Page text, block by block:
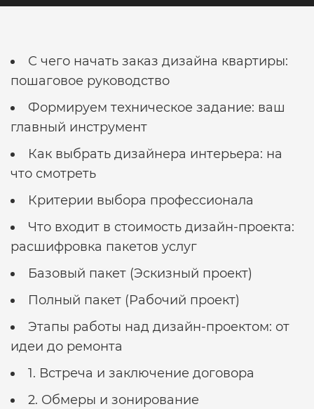
С чего начать заказ дизайна квартиры:
пошаговое руководство
Формируем техническое задание: ваш
главный инструмент
Как выбрать дизайнера интерьера: на
что смотреть
Критерии выбора профессионала
Что входит в стоимость дизайн-проекта:
расшифровка пакетов услуг
Базовый пакет (Эскизный проект)
Полный пакет (Рабочий проект)
Этапы работы над дизайн-проектом: от
идеи до ремонта
1. Встреча и заключение договора
2. Обмеры и зонирование